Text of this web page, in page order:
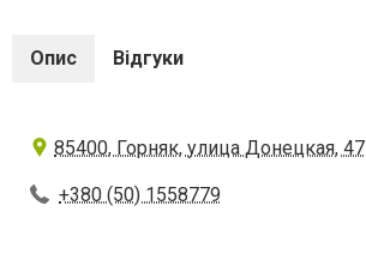
Опис Відгуки
85400, Горняк, улица Донецкая, 47
+380 (50) 1558779